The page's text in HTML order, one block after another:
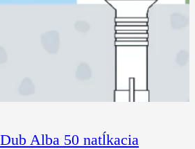
Alba 50 natĺkacia